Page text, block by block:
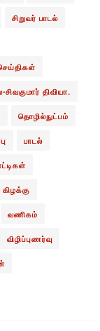
சிறுவர் பாடல்
திவியா.
தொழில்நுட்பம்
பாடல்
வணிகம்
விழிப்புணர்வு